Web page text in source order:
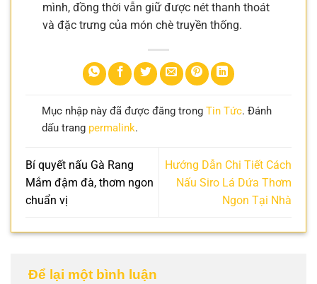
mình, đồng thời vẫn giữ được nét thanh thoát
và đặc trưng của món chè truyền thống.
Mục nhập này đã được đăng trong Tin Tức. Đánh
dấu trang permalink.
Bí quyết nấu Gà Rang
Mắm đậm đà, thơm ngon
chuẩn vị
Hướng Dẫn Chi Tiết Cách
Nấu Siro Lá Dứa Thơm
Ngon Tại Nhà
Để lại một bình luận